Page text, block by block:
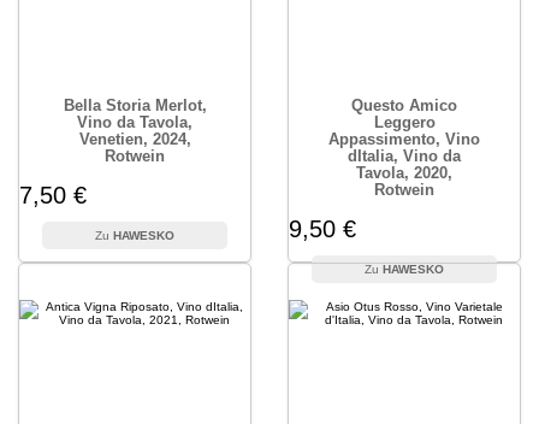
Bella Storia Merlot,
Vino da Tavola,
Venetien, 2024,
Rotwein
7,50 €
HAWESKO
Questo Amico
Leggero
Appassimento, Vino
dItalia, Vino da
Tavola, 2020,
Rotwein
9,50 €
HAWESKO